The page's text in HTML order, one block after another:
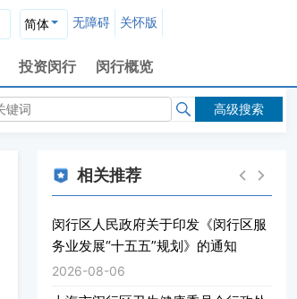
简体 无障碍 关怀版
投资闵行 闵行概览
高级搜索
相关推荐
闵行区人民政府关于印发《闵行区服
务业发展“十五五”规划》的通知
2026-08-06